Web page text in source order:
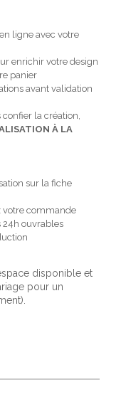
ligne avec votre
enrichir votre design
panier
avant validation
la création,
À LA
sur la fiche
votre commande
24h ouvrables
disponible et
pour un